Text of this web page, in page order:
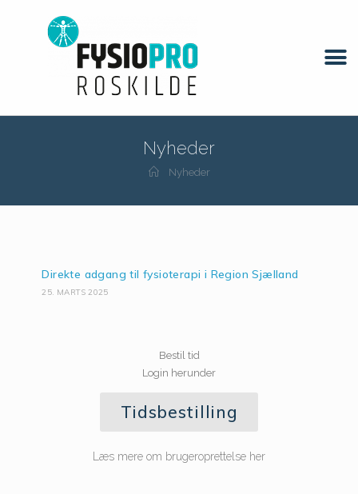
Nyheder
Nyheder
Direkte adgang til fysioterapi i Region Sjælland
25. MARTS 2025
Bestil tid
Login herunder
Tidsbestilling
Læs mere om brugeroprettelse her